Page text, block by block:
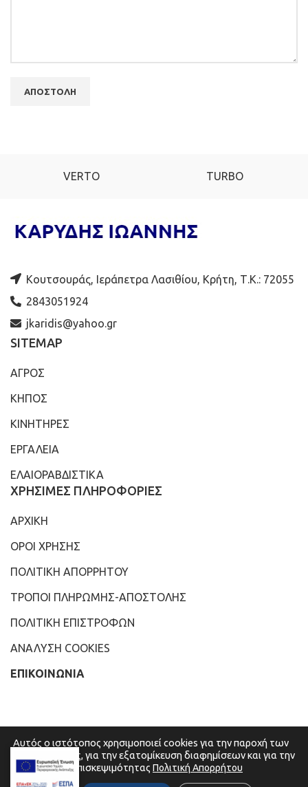
VERTO TURBO
Κουτσουράς, Ιεράπετρα Λασιθίου, Κρήτη, Τ.Κ.: 72055
2843051924
jkaridis@yahoo.gr
SITEMAP
ΑΓΡΟΣ
ΚΗΠΟΣ
ΚΙΝΗΤΗΡΕΣ
ΕΡΓΑΛΕΙΑ
ΕΛΑΙΟΡΑΒΔΙΣΤΙΚΑ
ΧΡΗΣΙΜΕΣ ΠΛΗΡΟΦΟΡΙΕΣ
ΑΡΧΙΚΗ
ΟΡΟΙ ΧΡΗΣΗΣ
ΠΟΛΙΤΙΚΗ ΑΠΟΡΡΗΤΟΥ
ΤΡΟΠΟΙ ΠΛΗΡΩΜΗΣ-ΑΠΟΣΤΟΛΗΣ
ΠΟΛΙΤΙΚΗ ΕΠΙΣΤΡΟΦΩΝ
ΑΝΑΛΥΣΗ COOKIES
ΕΠΙΚΟΙΝΩΝΙΑ
Αυτός ο ιστότοπος χρησιμοποιεί cookies για την παροχή των
υπηρεσιών μας, για την εξατομίκευση διαφημίσεων και για την
ανάλυση της επισκεψιμότητας Πολιτική Απορρήτου